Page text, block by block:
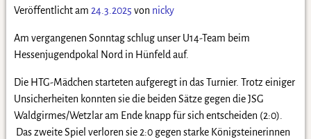
Veröffentlicht am 24.3.2025 von nicky
Am vergangenen Sonntag schlug unser U14-Team beim
Hessenjugendpokal Nord in Hünfeld auf.
Die HTG-Mädchen starteten aufgeregt in das Turnier. Trotz einiger
Unsicherheiten konnten sie die beiden Sätze gegen die JSG
Waldgirmes/Wetzlar am Ende knapp für sich entscheiden (2:0).
Das zweite Spiel verloren sie 2:0 gegen starke Königsteinerinnen